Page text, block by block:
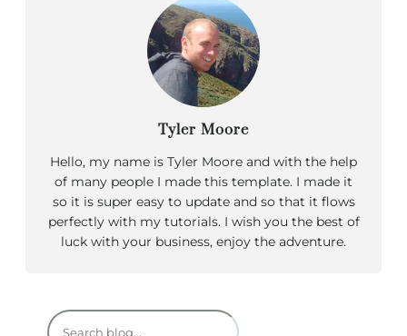
Tyler Moore
Hello, my name is Tyler Moore and with the help
of many people I made this template. I made it
so it is super easy to update and so that it flows
perfectly with my tutorials. I wish you the best of
luck with your business, enjoy the adventure.
R